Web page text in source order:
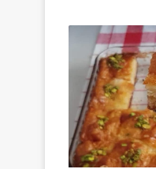
Değişik
Tarifler
Arayanlara
Beliz
Tatlısı
Tarifi